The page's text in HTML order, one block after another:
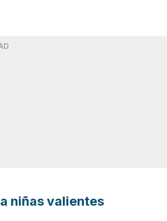
niñas valientes